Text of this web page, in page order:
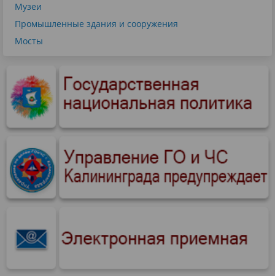
Музеи
Промышленные здания и сооружения
Мосты